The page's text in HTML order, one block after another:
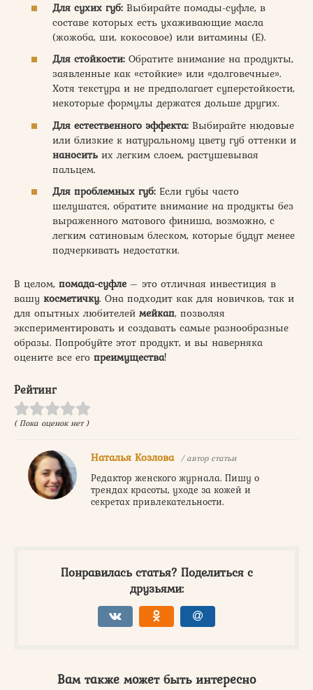
Для сухих губ: Выбирайте помады-суфле, в
составе которых есть ухаживающие масла
(жожоба, ши, кокосовое) или витамины (Е).
Для стойкости: Обратите внимание на продукты,
заявленные как «стойкие» или «долговечные».
Хотя текстура и не предполагает суперстойкости,
некоторые формулы держатся дольше других.
Для естественного эффекта: Выбирайте нюдовые
или близкие к натуральному цвету губ оттенки и
наносить их легким слоем, растушевывая
пальцем.
Для проблемных губ: Если губы часто
шелушатся, обратите внимание на продукты без
выраженного матового финиша, возможно, с
легким сатиновым блеском, которые будут менее
подчеркивать недостатки.
В целом, помада-суфле – это отличная инвестиция в
вашу косметичку. Она подходит как для новичков, так и
для опытных любителей мейкап, позволяя
экспериментировать и создавать самые разнообразные
образы. Попробуйте этот продукт, и вы наверняка
оцените все его преимущества!
Рейтинг
( Пока оценок нет )
Наталья Козлова / автор статьи
Редактор женского журнала. Пишу о
трендах красоты, уходе за кожей и
секретах привлекательности.
Понравилась статья? Поделиться с
друзьями:
Вам также может быть интересно